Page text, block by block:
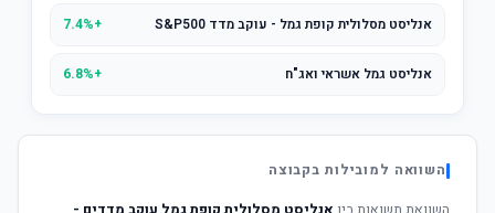
אנליסט מסלולית קופת גמל - עוקב מדד S&P500 +7.4%
אנליסט גמל אשראי ואג"ח +6.8%
השוואה למובילות בקבוצה